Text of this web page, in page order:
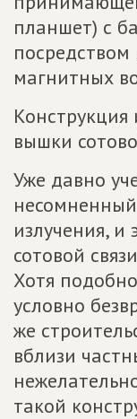
планшет) с
магнитных
вышки
Уже давно
излучения,
сотовой
Хотя
условно
же
вблизи
такой